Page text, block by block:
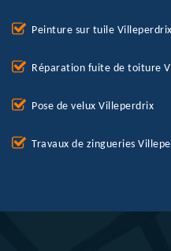
Peinture sur tuile Villeperdrix
Réparation fuite de toiture
Pose de velux Villeperdrix
Travaux de zingueries